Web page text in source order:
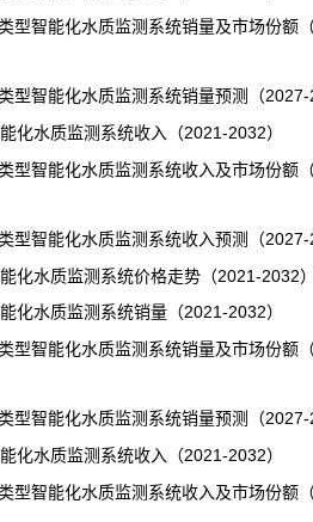
能化水质监测系统销量及市场份额
能化水质监测系统销量预测（2027-
水质监测系统收入（2021-2032）
能化水质监测系统收入及市场份额
能化水质监测系统收入预测（2027-
水质监测系统价格走势（2021-2032
水质监测系统销量（2021-2032）
能化水质监测系统销量及市场份额
能化水质监测系统销量预测（2027-
水质监测系统收入（2021-2032）
能化水质监测系统收入及市场份额